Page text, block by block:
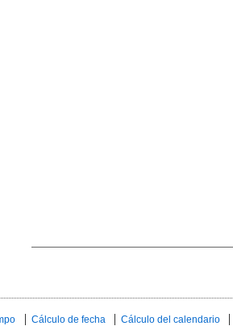
Cálculo de fecha Cálculo del calendario